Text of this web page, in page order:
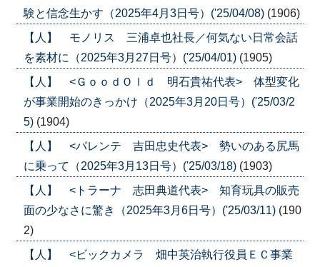
験と信念生かす（2025年4月3日号）('25/04/08) (1906)
【人】 モノリス 三浦卓也社長／何気ない日常会話
を素材に（2025年3月27日号）('25/04/01) (1905)
【人】 <ＧｏｏｄＯｌｄ 明石貴祐代表> 体型変化
が事業開始のきっかけ（2025年3月20日号）('25/03/2
5) (1904)
【人】 <パレンテ 吉田忠史代表> 勢いのある尻馬
に乗って（2025年3月13日号）('25/03/18) (1903)
【人】 <トラーナ 志田典道代表> 知育玩具の販売
面の少なさに驚き（2025年3月6日号）('25/03/11) (190
2)
【人】 <ビックカメラ 畑中英治執行役員ＥＣ事業